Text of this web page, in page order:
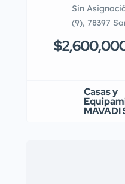
Sin
(9), 78397
Casas y
MAVADI